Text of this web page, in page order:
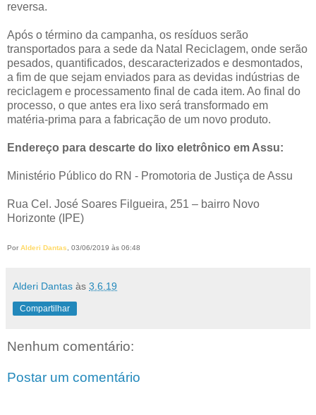
reversa.
Após o término da campanha, os resíduos serão
transportados para a sede da Natal Reciclagem, onde serão
pesados, quantificados, descaracterizados e desmontados,
a fim de que sejam enviados para as devidas indústrias de
reciclagem e processamento final de cada item. Ao final do
processo, o que antes era lixo será transformado em
matéria-prima para a fabricação de um novo produto.
Endereço para descarte do lixo eletrônico em Assu:
Ministério Público do RN - Promotoria de Justiça de Assu
Rua Cel. José Soares Filgueira, 251 – bairro Novo
Horizonte (IPE)
Por Alderi Dantas, 03/06/2019 às 06:48
Alderi Dantas às 3.6.19
Compartilhar
Nenhum comentário:
Postar um comentário